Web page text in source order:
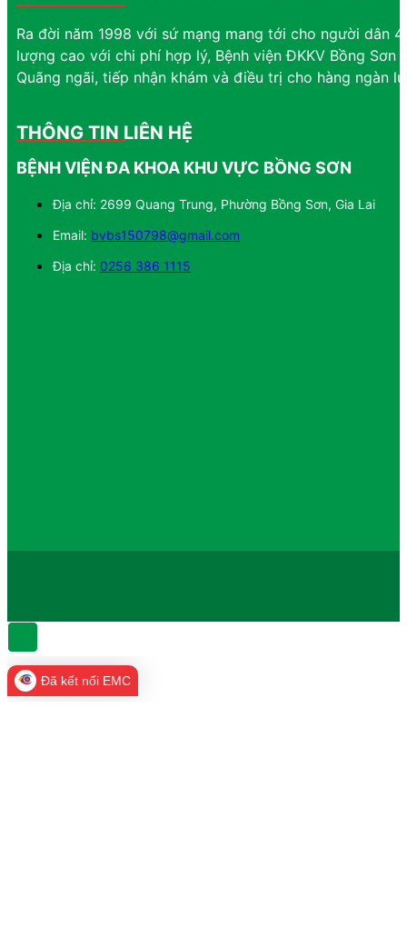
Ra đời năm 1998 với sứ mạng mang tới cho người dân
lượng cao với chi phí hợp lý, Bệnh viện ĐKKV Bồng
Quãng ngãi, tiếp nhận khám và điều trị cho hàng ngàn
THÔNG TIN LIÊN HỆ
BỆNH VIỆN ĐA KHOA KHU VỰC BỒNG SƠN
Địa chỉ: 2699 Quang Trung, Phường Bồng Sơn, Gia Lai
Email: bvbs150798@gmail.com
Địa chỉ: 0256 386 1115
Đã kết nối EMC